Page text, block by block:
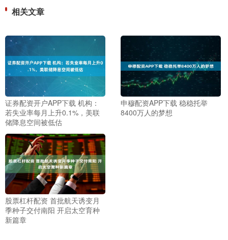
相关文章
证券配资开户APP下载 机构：
若失业率每月上升0.1%，美联
储降息空间被低估
申穆配资APP下载 稳稳托举
8400万人的梦想
股票杠杆配资 首批航天诱变月
季种子交付南阳 开启太空育种
新篇章